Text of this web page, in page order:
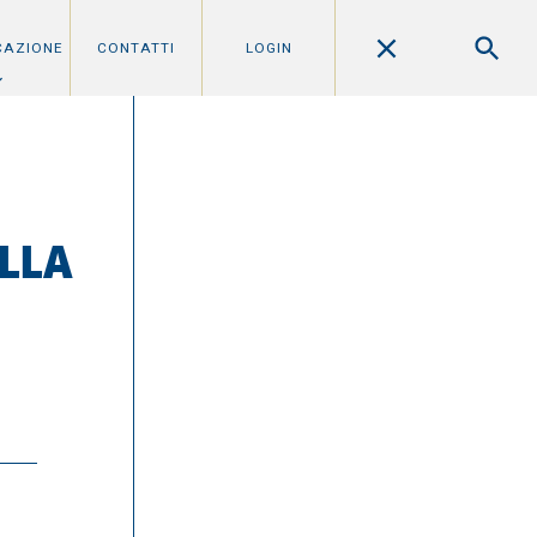
CONTATTI LOGIN